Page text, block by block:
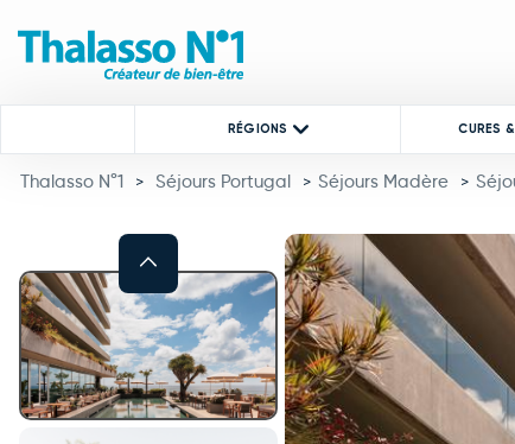
RÉGIONS CURES
Thalasso N°1 > Séjours Portugal > Séjours Madère >
This carousel contains a column of small thumbnails.
PreviousThis carousel shows one